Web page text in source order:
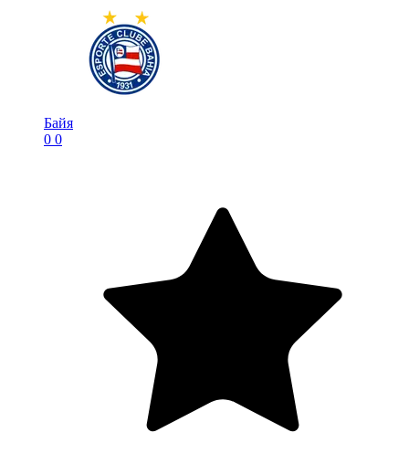
Байя
0 0